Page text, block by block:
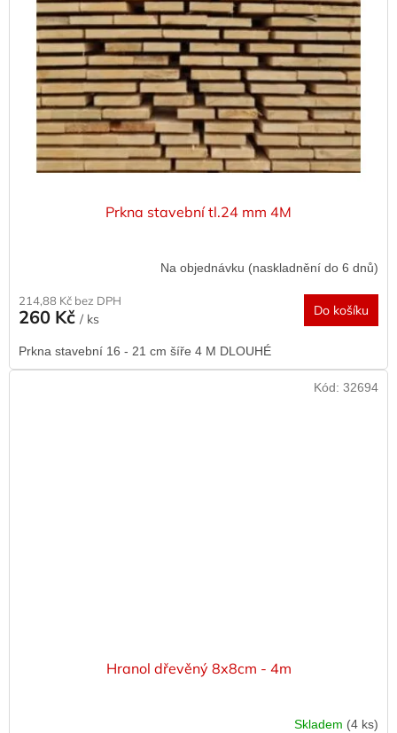
Prkna stavební tl.24 mm 4M
Na objednávku (naskladnění do 6 dnů)
214,88 Kč bez DPH
260 Kč / ks
Do košíku
Prkna stavební 16 - 21 cm šíře 4 M DLOUHÉ
Hranol dřevěný 8x8cm - 4m
Skladem (4 ks)
Kód: 32694